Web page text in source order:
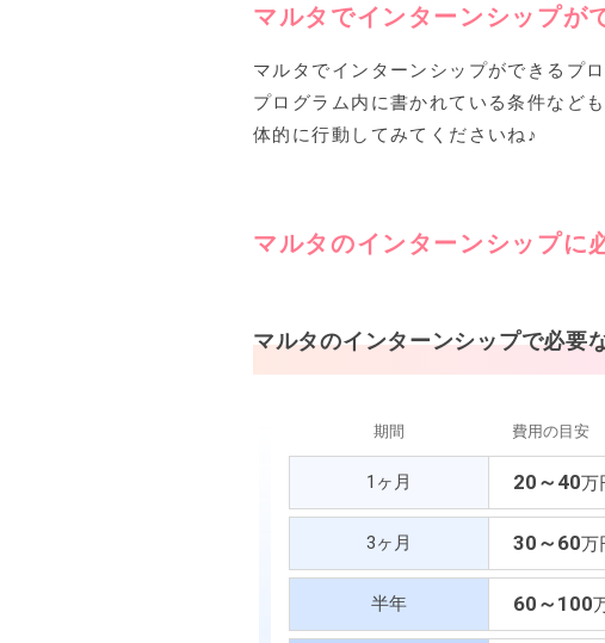
マルタでインターンシップが
マルタでインターンシップができるプ
プログラム内に書かれている条件など
体的に行動してみてくださいね♪
マルタのインターンシップに
マルタのインターンシップで必要
期間 費用の目安
1ヶ月 20～40万
3ヶ月 30～60万
半年 60～100